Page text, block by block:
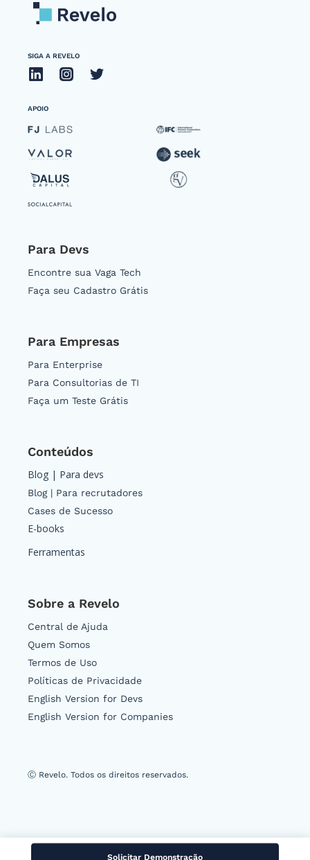
APOIO
SIGA A REVELO
Para Devs
Encontre sua Vaga Tech
Faça seu Cadastro Grátis
Para Empresas
Para Enterprise
Para Consultorias de TI
Faça um Teste Grátis
Conteúdos
Blog | Para devs
Blog | Para recrutadores
Cases de Sucesso
E-books
Ferramentas
Sobre a Revelo
Central de Ajuda
Quem Somos
Termos de Uso
Políticas de Privacidade
English Version for Devs
English Version for Companies
Ⓒ Revelo. Todos os direitos reservados.
Solicitar Demonstração